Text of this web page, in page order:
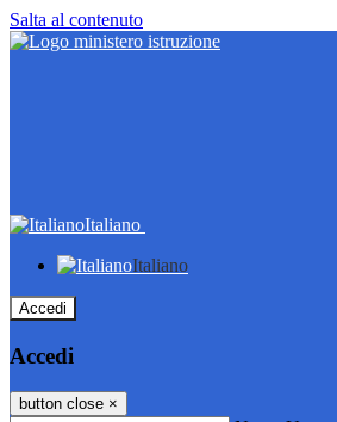
Salta al contenuto
Italiano
Italiano
Accedi
Accedi
button close ×